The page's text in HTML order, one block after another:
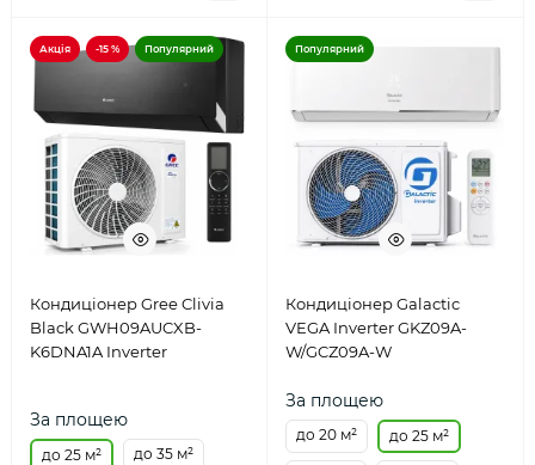
Акція -15 % Популярний
Кондиціонер Gree Clivia
Black GWH09AUCXB-
K6DNA1A Inverter
За площею
до 25 м² до 35 м²
Популярний
Кондиціонер Galactic
VEGA Inverter GKZ09A-
W/GCZ09A-W
За площею
до 20 м² до 25 м²